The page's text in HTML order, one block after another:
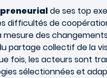
de ses top
difficultés de
des
partage collectif de la
fois, les acteurs sont
sélectionnées et